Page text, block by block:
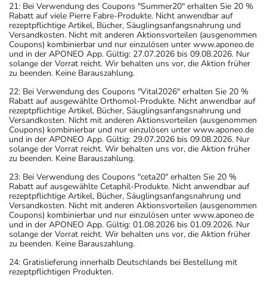
21: Bei Verwendung des Coupons "Summer20" erhalten Sie 20 %
Rabatt auf viele Pierre Fabre-Produkte. Nicht anwendbar auf
rezeptpflichtige Artikel, Bücher, Säuglingsanfangsnahrung und
Versandkosten. Nicht mit anderen Aktionsvorteilen (ausgenommen
Coupons) kombinierbar und nur einzulösen unter www.aponeo.de
und in der APONEO App. Gültig: 27.07.2026 bis 09.08.2026. Nur
solange der Vorrat reicht. Wir behalten uns vor, die Aktion früher
zu beenden. Keine Barauszahlung.
22: Bei Verwendung des Coupons "Vital2026" erhalten Sie 20 %
Rabatt auf ausgewählte Orthomol-Produkte. Nicht anwendbar auf
rezeptpflichtige Artikel, Bücher, Säuglingsanfangsnahrung und
Versandkosten. Nicht mit anderen Aktionsvorteilen (ausgenommen
Coupons) kombinierbar und nur einzulösen unter www.aponeo.de
und in der APONEO App. Gültig: 29.07.2026 bis 09.08.2026. Nur
solange der Vorrat reicht. Wir behalten uns vor, die Aktion früher
zu beenden. Keine Barauszahlung.
23: Bei Verwendung des Coupons "ceta20" erhalten Sie 20 %
Rabatt auf ausgewählte Cetaphil-Produkte. Nicht anwendbar auf
rezeptpflichtige Artikel, Bücher, Säuglingsanfangsnahrung und
Versandkosten. Nicht mit anderen Aktionsvorteilen (ausgenommen
Coupons) kombinierbar und nur einzulösen unter www.aponeo.de
und in der APONEO App. Gültig: 01.08.2026 bis 01.09.2026. Nur
solange der Vorrat reicht. Wir behalten uns vor, die Aktion früher
zu beenden. Keine Barauszahlung.
24: Gratislieferung innerhalb Deutschlands bei Bestellung mit
rezeptpflichtigen Produkten.